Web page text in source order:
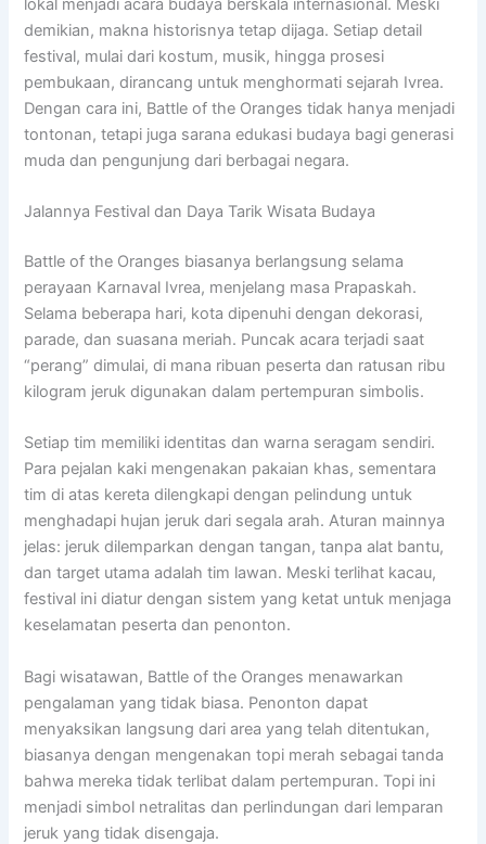
lokal menjadi acara budaya berskala internasional. Meski
demikian, makna historisnya tetap dijaga. Setiap detail
festival, mulai dari kostum, musik, hingga prosesi
pembukaan, dirancang untuk menghormati sejarah Ivrea.
Dengan cara ini, Battle of the Oranges tidak hanya menjadi
tontonan, tetapi juga sarana edukasi budaya bagi generasi
muda dan pengunjung dari berbagai negara.
Jalannya Festival dan Daya Tarik Wisata Budaya
Battle of the Oranges biasanya berlangsung selama
perayaan Karnaval Ivrea, menjelang masa Prapaskah.
Selama beberapa hari, kota dipenuhi dengan dekorasi,
parade, dan suasana meriah. Puncak acara terjadi saat
“perang” dimulai, di mana ribuan peserta dan ratusan ribu
kilogram jeruk digunakan dalam pertempuran simbolis.
Setiap tim memiliki identitas dan warna seragam sendiri.
Para pejalan kaki mengenakan pakaian khas, sementara
tim di atas kereta dilengkapi dengan pelindung untuk
menghadapi hujan jeruk dari segala arah. Aturan mainnya
jelas: jeruk dilemparkan dengan tangan, tanpa alat bantu,
dan target utama adalah tim lawan. Meski terlihat kacau,
festival ini diatur dengan sistem yang ketat untuk menjaga
keselamatan peserta dan penonton.
Bagi wisatawan, Battle of the Oranges menawarkan
pengalaman yang tidak biasa. Penonton dapat
menyaksikan langsung dari area yang telah ditentukan,
biasanya dengan mengenakan topi merah sebagai tanda
bahwa mereka tidak terlibat dalam pertempuran. Topi ini
menjadi simbol netralitas dan perlindungan dari lemparan
jeruk yang tidak disengaja.